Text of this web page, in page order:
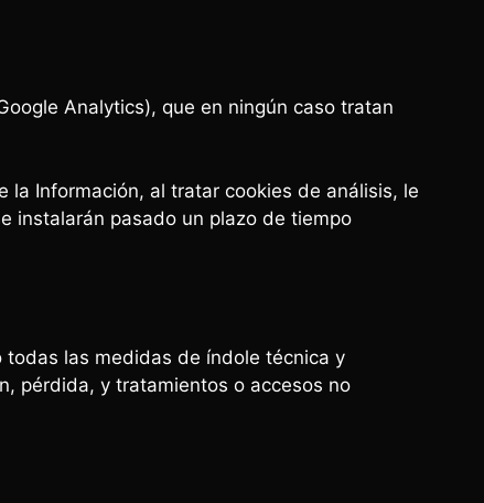
Analytics), que en ningún caso tratan
Información, al tratar cookies de análisis, le
instalarán pasado un plazo de tiempo
las medidas de índole técnica y
pérdida, y tratamientos o accesos no